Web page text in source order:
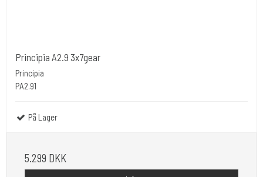
Principia A2.9 3x7gear
Principia
PA2.91
På Lager
5.299 DKK